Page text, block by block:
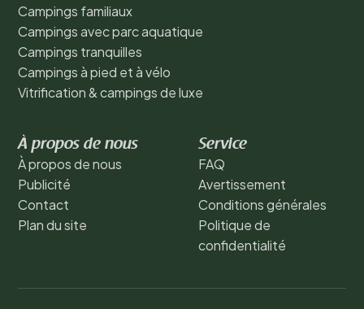
Campings familiaux
Campings avec parc aquatique
Campings tranquilles
Campings à pied et à vélo
Vitrification & campings de luxe
À propos de nous
À propos de nous
Publicité
Contact
Plan du site
Service
FAQ
Avertissement
Conditions générales
Politique de
confidentialité